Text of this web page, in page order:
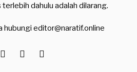
dahulu adalah dilarang.
hubungi editor@naratif.online